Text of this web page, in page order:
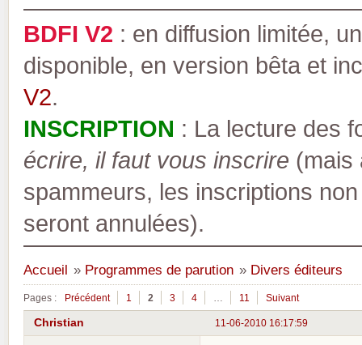
BDFI V2 : en diffusion limitée,
disponible, en version bêta et
V2.
INSCRIPTION : La lecture des
écrire, il faut vous inscrire (mais
spammeurs, les inscriptions
seront annulées).
Accueil » Programmes de parution » Divers éditeurs
Pages : Précédent 1 2 3 4 11 Suivant
11-06-2010 16:17:59
Christian